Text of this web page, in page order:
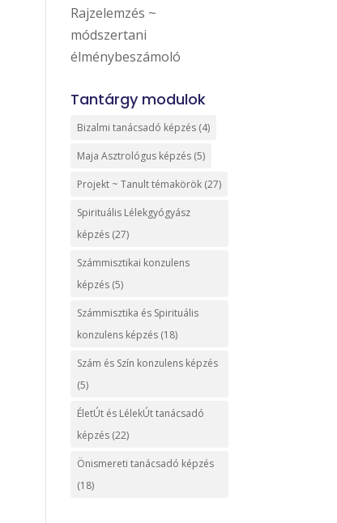
Rajzelemzés ~
módszertani
élménybeszámoló
Tantárgy modulok
Bizalmi tanácsadó képzés (4)
Maja Asztrológus képzés (5)
Projekt ~ Tanult témakörök (27)
Spirituális Lélekgyógyász
képzés (27)
Számmisztikai konzulens
képzés (5)
Számmisztika és Spirituális
konzulens képzés (18)
Szám és Szín konzulens képzés
(5)
ÉletÚt és LélekÚt tanácsadó
képzés (22)
Önismereti tanácsadó képzés
(18)